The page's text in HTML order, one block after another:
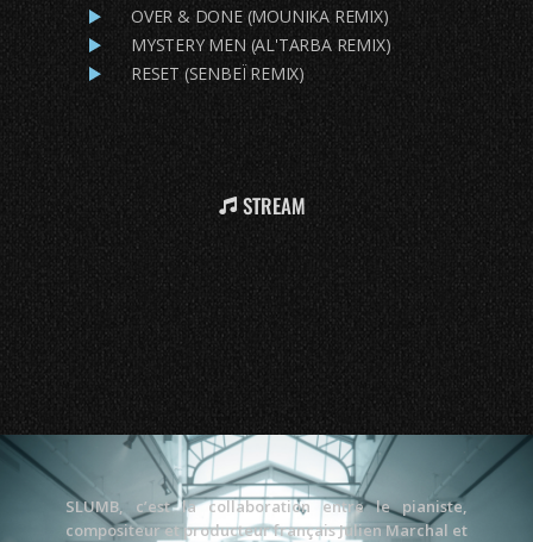
OVER & DONE (MOUNIKA REMIX)
MYSTERY MEN (AL'TARBA REMIX)
RESET (SENBEÏ REMIX)
STREAM
SLUMB, c’est la collaboration entre le pianiste,
compositeur et producteur français Julien Marchal et